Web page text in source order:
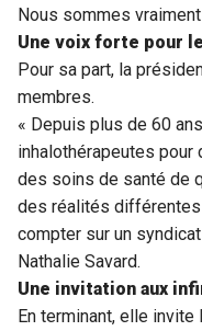
Nous sommes
Une voix forte pour
Pour sa part, la
membres.
« Depuis plus de 60
inhalothérapeutes pour
des soins de santé de
des réalités
compter sur un
Nathalie Savard.
Une invitation aux
En terminant, elle